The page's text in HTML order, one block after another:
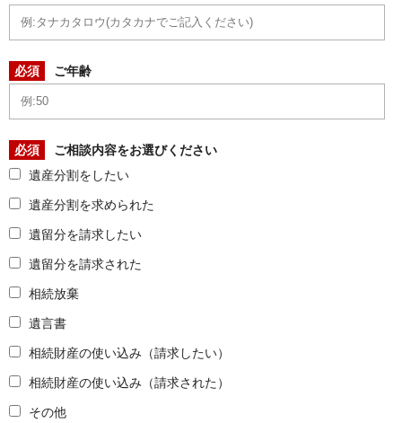
必須 ご年齢
必須
ご相談内容をお選びください
遺産分割をしたい
遺産分割を求められた
遺留分を請求したい
遺留分を請求された
相続放棄
遺言書
相続財産の使い込み（請求したい）
相続財産の使い込み（請求された）
その他